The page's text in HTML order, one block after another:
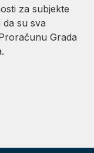
za subjekte
da su sva
Grada